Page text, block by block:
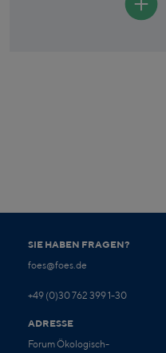
SIE HABEN FRAGEN?
foes@foes.de
+49 (0)30 762 399 1-30
ADRESSE
Forum Ökologisch-